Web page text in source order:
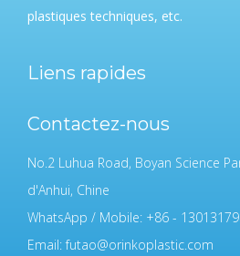
plastiques techniques, etc.
Liens rapides
Contactez-nous
No.2 Luhua Road, Boyan Science
d'Anhui, Chine
WhatsApp / Mobile: +86 -
Email:futao@orinkoplastic.com